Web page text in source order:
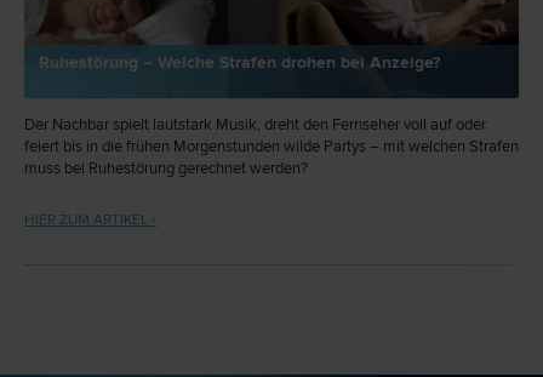
Ruhestörung – Welche Strafen drohen bei Anzeige?
Der Nachbar spielt lautstark Musik, dreht den Fernseher voll auf oder
feiert bis in die frühen Morgenstunden wilde Partys – mit welchen Strafen
muss bei Ruhestörung gerechnet werden?
HIER ZUM ARTIKEL ›